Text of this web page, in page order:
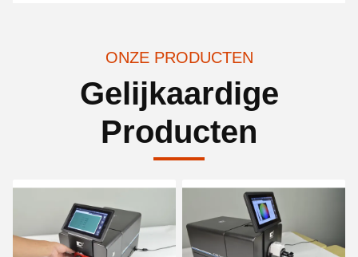
ONZE PRODUCTEN
Gelijkaardige
Producten